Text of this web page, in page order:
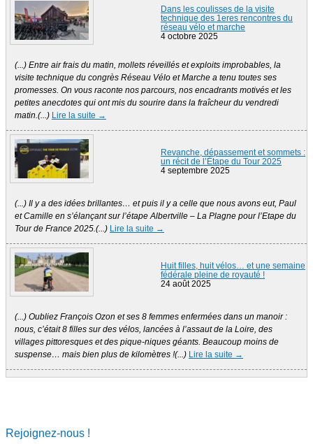
Dans les coulisses de la visite
technique des 1eres rencontres du
réseau vélo et marche
4 octobre 2025
(...) Entre air frais du matin, mollets réveillés et exploits improbables, la
visite technique du congrès Réseau Vélo et Marche a tenu toutes ses
promesses. On vous raconte nos parcours, nos encadrants motivés et les
petites anecdotes qui ont mis du sourire dans la fraîcheur du vendredi
matin.(...) Lire la suite →
Revanche, dépassement et sommets :
un récit de l’Étape du Tour 2025
4 septembre 2025
(...) Il y a des idées brillantes… et puis il y a celle que nous avons eut, Paul
et Camille en s’élançant sur l’étape Albertville – La Plagne pour l’Etape du
Tour de France 2025.(...) Lire la suite →
Huit filles, huit vélos… et une semaine
fédérale pleine de royauté !
24 août 2025
(...) Oubliez François Ozon et ses 8 femmes enfermées dans un manoir :
nous, c’était 8 filles sur des vélos, lancées à l’assaut de la Loire, des
villages pittoresques et des pique-niques géants. Beaucoup moins de
suspense… mais bien plus de kilomètres !(...) Lire la suite →
Rejoignez-nous !